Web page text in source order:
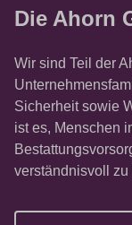
Die Ahorn
Wir sind Teil der
Sicherheit sowie
ist es, Menschen
verständnisvoll zu